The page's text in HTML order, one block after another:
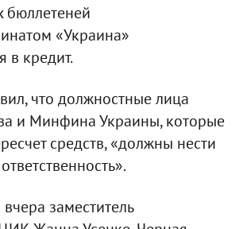
бюллетеней
«Украина»
в кредит.
что должностные лица
и Минфина Украины, которые
средств, «должны нести
заместитель